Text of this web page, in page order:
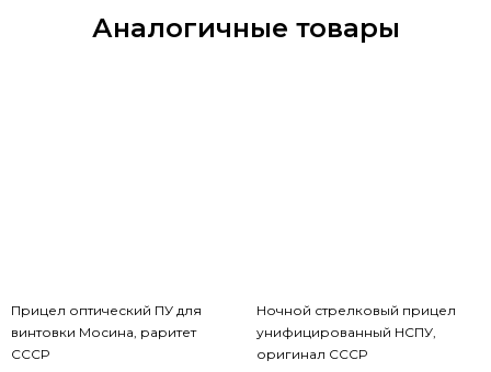
Аналогичные товары
Прицел оптический ПУ для
винтовки Мосина, раритет
СССР
Ночной стрелковый прицел
унифицированный НСПУ,
оригинал СССР